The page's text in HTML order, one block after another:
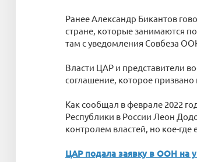
Ранее Александр Бикантов
стране, которые занимаются
там с уведомления Совбеза
Власти ЦАР и представители
соглашение, которое
Как сообщал в феврале 2022
Республики в России Леон
контролем властей, но кое-
ЦАР подала заявку в ООН на